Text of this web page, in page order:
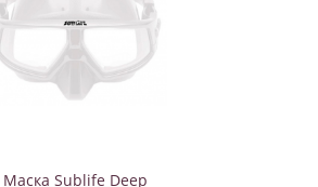
Маска Sublife Deep